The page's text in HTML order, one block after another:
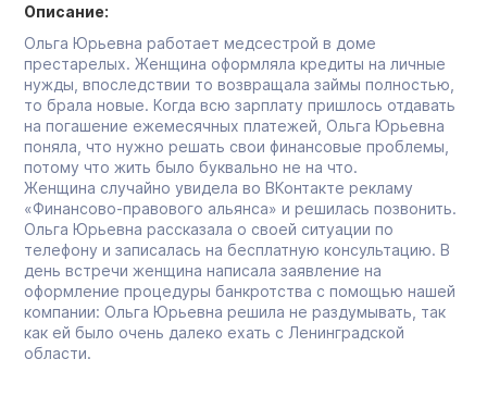
Описание:
Ольга Юрьевна работает медсестрой в доме
престарелых. Женщина оформляла кредиты на личные
нужды, впоследствии то возвращала займы полностью,
то брала новые. Когда всю зарплату пришлось отдавать
на погашение ежемесячных платежей, Ольга Юрьевна
поняла, что нужно решать свои финансовые проблемы,
потому что жить было буквально не на что.
Женщина случайно увидела во ВКонтакте рекламу
«Финансово-правового альянса» и решилась позвонить.
Ольга Юрьевна рассказала о своей ситуации по
телефону и записалась на бесплатную консультацию. В
день встречи женщина написала заявление на
оформление процедуры банкротства с помощью нашей
компании: Ольга Юрьевна решила не раздумывать, так
как ей было очень далеко ехать с Ленинградской
области.